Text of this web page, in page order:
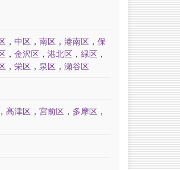
， 中区 ， 南区 ， 港南区 ， 保
， 金沢区 ， 港北区 ， 緑区 ，
， 栄区 ， 泉区 ， 瀬谷区
， 高津区 ， 宮前区 ， 多摩区 ，